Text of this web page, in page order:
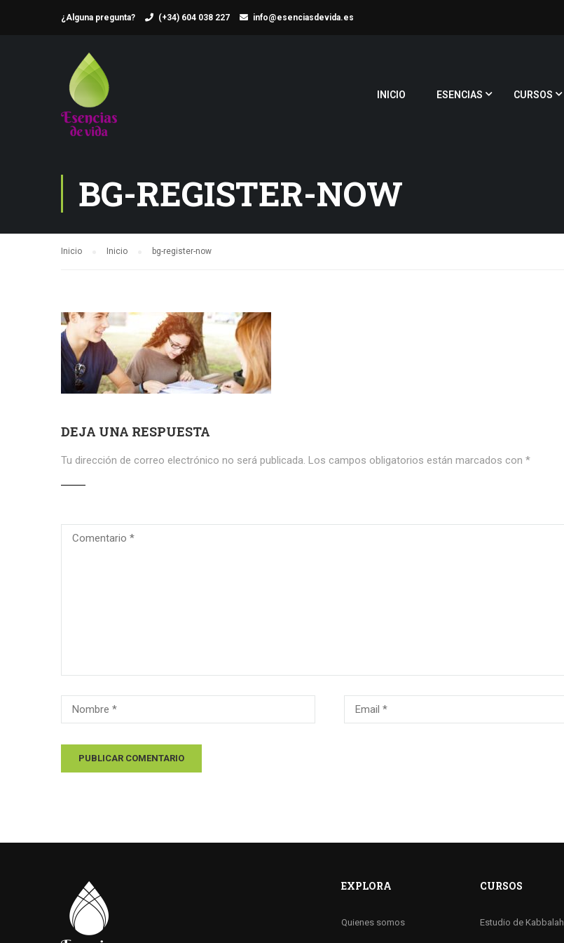
¿Alguna pregunta? (+34) 604 038 227 info@esenciasdevida.es
INICIO ESENCIAS CURSOS
BG-REGISTER-NOW
Inicio Inicio bg-register-now
DEJA UNA RESPUESTA
Tu dirección de correo electrónico no será publicada. Los campos obligatorios están marcados con *
EXPLORA
Quienes somos
CURSOS
Estudio de Kabbalah